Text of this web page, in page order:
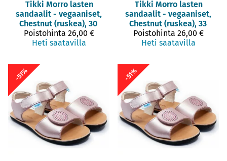
Tikki Morro lasten
sandaalit - vegaaniset,
Chestnut (ruskea), 30
Poistohinta 26,00 €
Heti saatavilla
Tikki Morro lasten
sandaalit - vegaaniset,
Chestnut (ruskea), 33
Poistohinta 26,00 €
Heti saatavilla
-51% -51%